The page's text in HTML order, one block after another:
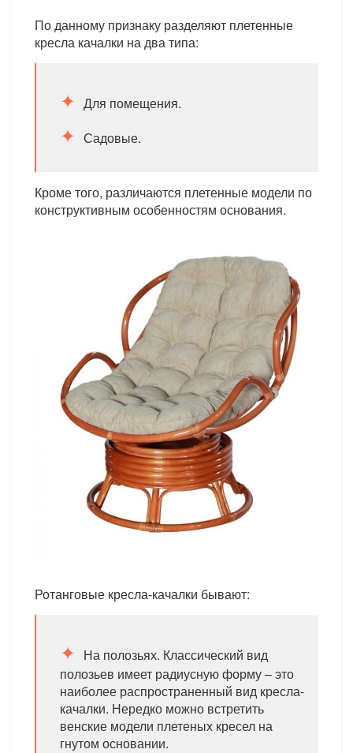
По данному признаку разделяют плетенные
кресла качалки на два типа:
Для помещения.
Садовые.
Кроме того, различаются плетенные модели по
конструктивным особенностям основания.
Ротанговые кресла-качалки бывают:
На полозьях. Классический вид
полозьев имеет радиусную форму – это
наиболее распространенный вид кресла-
качалки. Нередко можно встретить
венские модели плетеных кресел на
гнутом основании.